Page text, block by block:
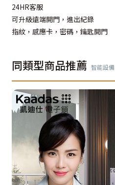
24HR客服
可升級遠端開門，進出紀錄
指紋，感應卡，密碼，鑰匙開門
同類型商品推薦 智能設備